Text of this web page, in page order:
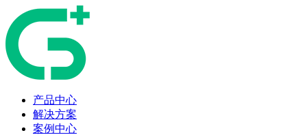
产品中心
解决方案
案例中心